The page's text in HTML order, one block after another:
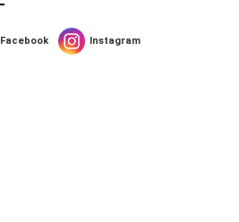
Facebook Instagram